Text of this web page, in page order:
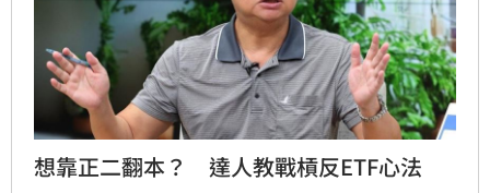
想靠正二翻本？　達人教戰槓反ETF心法